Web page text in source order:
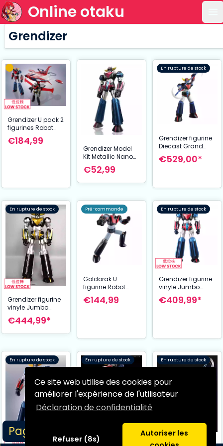
Ce site web utilise des cookies pour
améliorer l'expérience de l'utilisateur
Déclaration de confidentialité
Refuser (8s)
Autoriser les
Online otaku
Page 1/1
Grendizer
Grendizer U pack 2
figurines Robot
Spirits Spazer &
Mazinger Z Side
€184,99
Grendizer Model
Kit Metallic Nano
Puzzle Grendizer U
14 cm
€52,99
En rupture de stock
Grendizer figurine
Diecast Grand
Action Bigsize
Model Grendizer
€529,00*
En rupture de stock
Grendizer figurine
vinyle Jumbo
Sofbi Grendizer U
Black & Gold Ver.
€444,99*
Pré-commande
Goldorak U
figurine Robot
Spirits Side Super
Mazinger X & Jet
€144,99
En rupture de stock
Grendizer figurine
vinyle Jumbo
Sofbi Grendizer U
64 cm
€409,99*
En rupture de stock En rupture de stock
Grendizer High
1/144 Grendizer
€56,99*
En rupture de stock